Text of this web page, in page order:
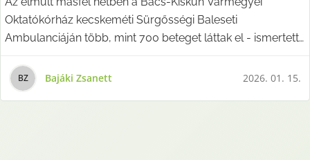
Oktatókórház kecskeméti Sürgősségi Baleseti
Ambulanciáján több, mint 700 beteget láttak el - ismertette
az
BZ Bajáki Zsanett 2026. 01. 15.